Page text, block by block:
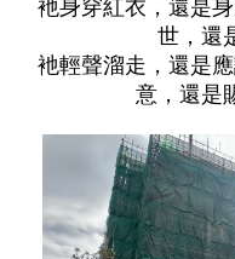
衪身穿紅衣，還是
世，還
衪輕聲溜走，還是
意，還是